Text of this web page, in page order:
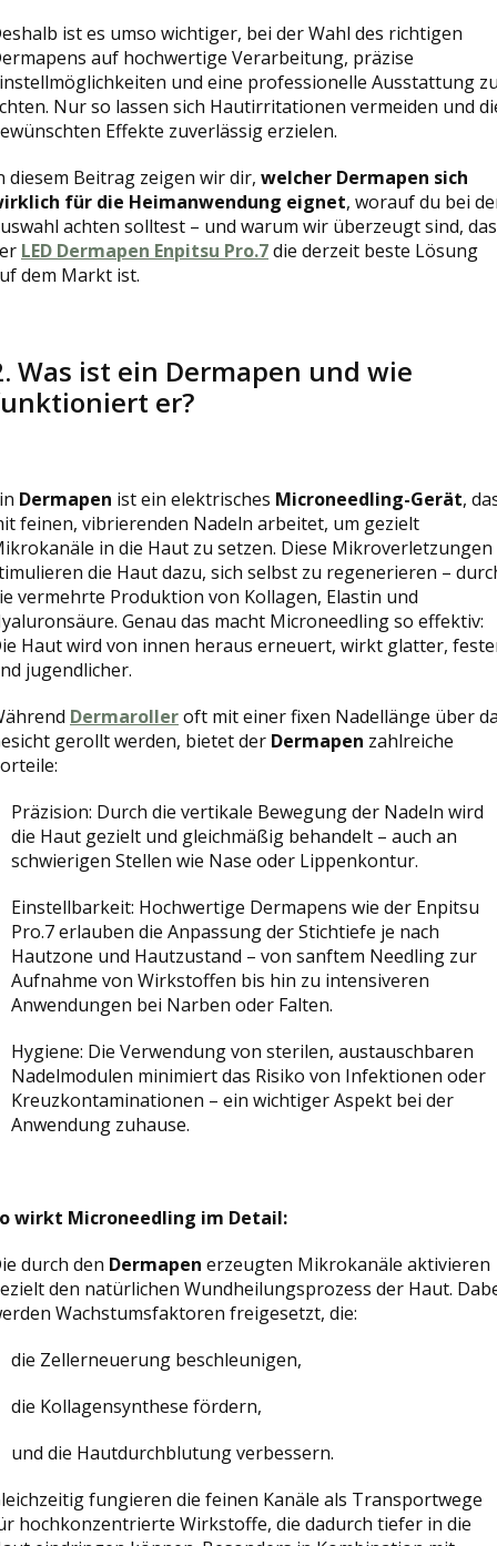
ist es umso wichtiger, bei der Wahl des richtigen
auf hochwertige Verarbeitung, präzise
und eine professionelle Ausstattung
Nur so lassen sich Hautirritationen vermeiden und
Effekte zuverlässig erzielen.
diesem Beitrag zeigen wir dir, welcher Dermapen sich
für die Heimanwendung eignet, worauf du bei
achten solltest – und warum wir überzeugt sind,
LED Dermapen Enpitsu Pro.7die derzeit beste Lösung
dem Markt ist.
Was ist ein Dermapen und wie
er?
Dermapen ist ein elektrisches Microneedling-Gerät,
feinen, vibrierenden Nadeln arbeitet, um gezielt
in die Haut zu setzen. Diese Mikroverletzungen
die Haut dazu, sich selbst zu regenerieren –
vermehrte Produktion von Kollagen, Elastin und
Genau das macht Microneedling so effektiv:
Haut wird von innen heraus erneuert, wirkt glatter,
jugendlicher.
Dermarolleroft mit einer fixen Nadellänge über
gerollt werden, bietet der Dermapen zahlreiche
Präzision: Durch die vertikale Bewegung der Nadeln wird
die Haut gezielt und gleichmäßig behandelt – auch an
schwierigen Stellen wie Nase oder Lippenkontur.
Einstellbarkeit: Hochwertige Dermapens wie der Enpitsu
Pro.7 erlauben die Anpassung der Stichtiefe je nach
Hautzone und Hautzustand – von sanftem Needling zur
Aufnahme von Wirkstoffen bis hin zu intensiveren
Anwendungen bei Narben oder Falten.
Hygiene: Die Verwendung von sterilen, austauschbaren
Nadelmodulen minimiert das Risiko von Infektionen oder
Kreuzkontaminationen – ein wichtiger Aspekt bei der
Anwendung zuhause.
wirkt Microneedling im Detail:
durch den Dermapen erzeugten Mikrokanäle aktivieren
den natürlichen Wundheilungsprozess der Haut.
Wachstumsfaktoren freigesetzt, die:
die Zellerneuerung beschleunigen,
die Kollagensynthese fördern,
und die Hautdurchblutung verbessern.
fungieren die feinen Kanäle als Transportwege
hochkonzentrierte Wirkstoffe, die dadurch tiefer in die